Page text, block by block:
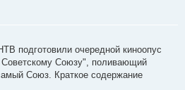
подготовили очередной киноопус
Союзу", поливающий
Союз. Краткое содержание